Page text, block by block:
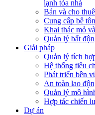
lạnh tòa nhà
Bán và cho
Cung cấp bê
Khai thác mỏ
Quản lý bất
Giải pháp
Quản lý tích
Hệ thống tiêu
Phát triển bền
An toàn lao
Quản lý mô
Hợp tác chiến
Dự án